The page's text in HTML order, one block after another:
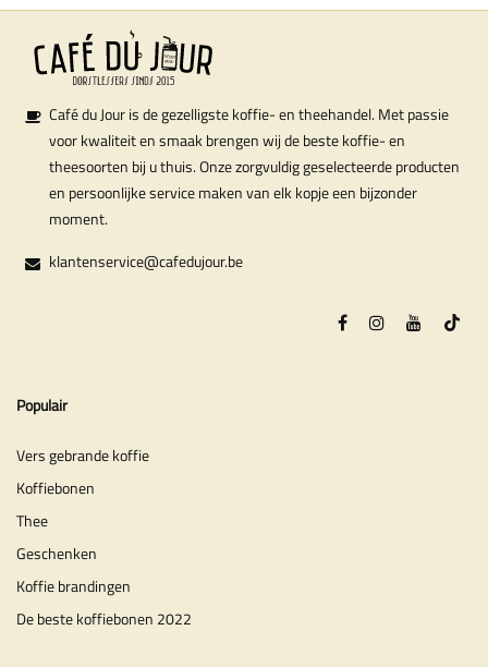
Café du Jour is de gezelligste koffie- en theehandel. Met passie
voor kwaliteit en smaak brengen wij de beste koffie- en
theesoorten bij u thuis. Onze zorgvuldig geselecteerde producten
en persoonlijke service maken van elk kopje een bijzonder
moment.
klantenservice@cafedujour.be
Populair
Vers gebrande koffie
Koffiebonen
Thee
Geschenken
Koffie brandingen
De beste koffiebonen 2022